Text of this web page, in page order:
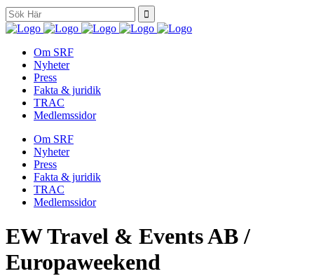
Search
for:
Om SRF
Nyheter
Press
Fakta & juridik
TRAC
Medlemssidor
Om SRF
Nyheter
Press
Fakta & juridik
TRAC
Medlemssidor
EW Travel & Events AB /
Europaweekend